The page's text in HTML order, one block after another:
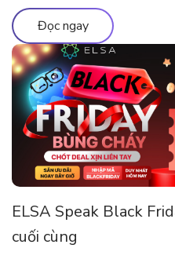
đã trở thành nền tảng luyện
AI được hàng triệu người
lựa chọn. Cột mốc 10 năm […]
Đọc ngay
ELSA Speak Black
cuối cùng